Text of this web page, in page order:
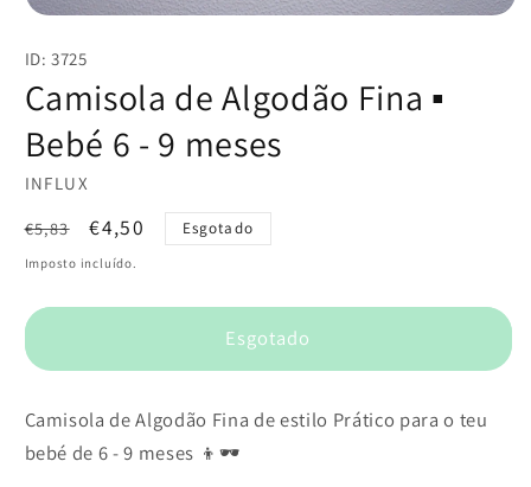
multimédia
em
modal
ID: 3725
Camisola de Algodão Fina ▪️
Bebé 6 - 9 meses
INFLUX
Preço
normal
€5,83
Preço
de
€4,50 Esgotado
Imposto incluído.
Esgotado
Camisola de Algodão Fina de estilo Prático para o teu
bebé de 6 - 9 meses 👦🕶️